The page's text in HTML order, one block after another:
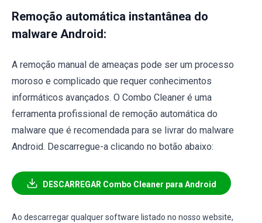
Remoção automática instantânea do
malware Android:
A remoção manual de ameaças pode ser um processo
moroso e complicado que requer conhecimentos
informáticos avançados. O Combo Cleaner é uma
ferramenta profissional de remoção automática do
malware que é recomendada para se livrar do malware
Android. Descarregue-a clicando no botão abaixo:
DESCARREGAR Combo Cleaner para Android
Ao descarregar qualquer software listado no nosso website,